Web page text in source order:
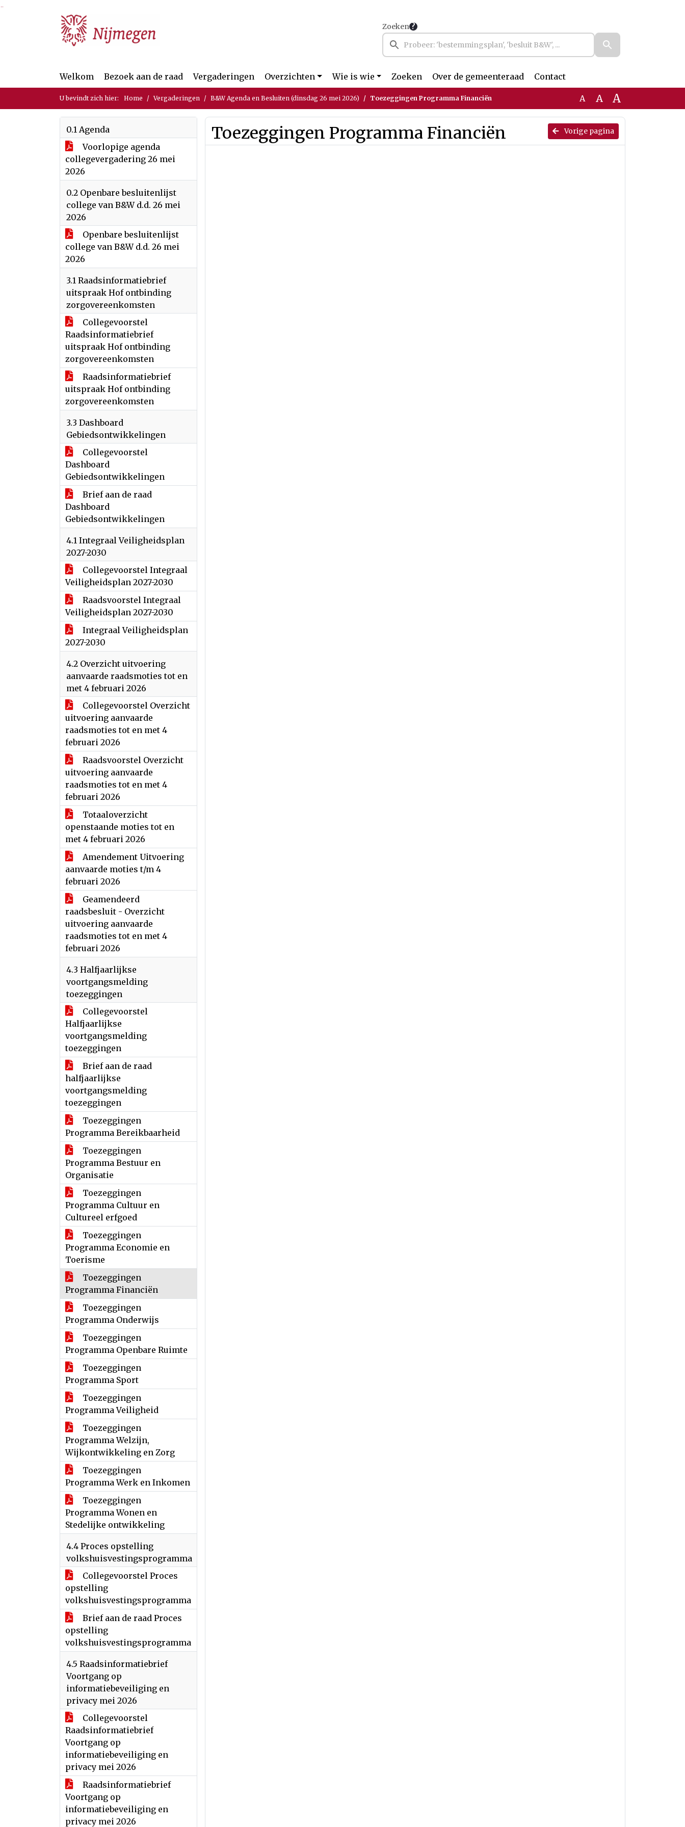
Ga naar de inhoud van deze pagina
Ga naar het zoeken
Ga naar het menu
Zoeken
Welkom Bezoek aan de raad Vergaderingen Overzichten Wie is wie Zoeken Over de gemeenteraad Contact
U bevindt zich hier: Home Vergaderingen B&W Agenda en Besluiten (dinsdag 26 mei 2026) Toezeggingen Programma Financiën A A A
0.1 Agenda
Voorlopige agenda
collegevergadering 26 mei
2026
0.2 Openbare besluitenlijst
college van B&W d.d. 26 mei
2026
Openbare besluitenlijst
college van B&W d.d. 26 mei
2026
3.1 Raadsinformatiebrief
uitspraak Hof ontbinding
zorgovereenkomsten
Collegevoorstel
Raadsinformatiebrief
uitspraak Hof ontbinding
zorgovereenkomsten
Raadsinformatiebrief
uitspraak Hof ontbinding
zorgovereenkomsten
3.3 Dashboard
Gebiedsontwikkelingen
Collegevoorstel
Dashboard
Gebiedsontwikkelingen
Brief aan de raad
Dashboard
Gebiedsontwikkelingen
4.1 Integraal Veiligheidsplan
2027-2030
Collegevoorstel Integraal
Veiligheidsplan 2027-2030
Raadsvoorstel Integraal
Veiligheidsplan 2027-2030
Integraal Veiligheidsplan
2027-2030
4.2 Overzicht uitvoering
aanvaarde raadsmoties tot en
met 4 februari 2026
Collegevoorstel Overzicht
uitvoering aanvaarde
raadsmoties tot en met 4
februari 2026
Raadsvoorstel Overzicht
uitvoering aanvaarde
raadsmoties tot en met 4
februari 2026
Totaaloverzicht
openstaande moties tot en
met 4 februari 2026
Amendement Uitvoering
aanvaarde moties t/m 4
februari 2026
Geamendeerd
raadsbesluit - Overzicht
uitvoering aanvaarde
raadsmoties tot en met 4
februari 2026
4.3 Halfjaarlijkse
voortgangsmelding
toezeggingen
Collegevoorstel
Halfjaarlijkse
voortgangsmelding
toezeggingen
Brief aan de raad
halfjaarlijkse
voortgangsmelding
toezeggingen
Toezeggingen
Programma Bereikbaarheid
Toezeggingen
Programma Bestuur en
Organisatie
Toezeggingen
Programma Cultuur en
Cultureel erfgoed
Toezeggingen
Programma Economie en
Toerisme
Toezeggingen
Programma Financiën
Toezeggingen
Programma Onderwijs
Toezeggingen
Programma Openbare Ruimte
Toezeggingen
Programma Sport
Toezeggingen
Programma Veiligheid
Toezeggingen
Programma Welzijn,
Wijkontwikkeling en Zorg
Toezeggingen
Programma Werk en Inkomen
Toezeggingen
Programma Wonen en
Stedelijke ontwikkeling
4.4 Proces opstelling
volkshuisvestingsprogramma
Collegevoorstel Proces
opstelling
volkshuisvestingsprogramma
Brief aan de raad Proces
opstelling
volkshuisvestingsprogramma
4.5 Raadsinformatiebrief
Voortgang op
informatiebeveiliging en
privacy mei 2026
Collegevoorstel
Raadsinformatiebrief
Voortgang op
informatiebeveiliging en
privacy mei 2026
Raadsinformatiebrief
Voortgang op
informatiebeveiliging en
privacy mei 2026
Vorige pagina
Toezeggingen Programma Financiën